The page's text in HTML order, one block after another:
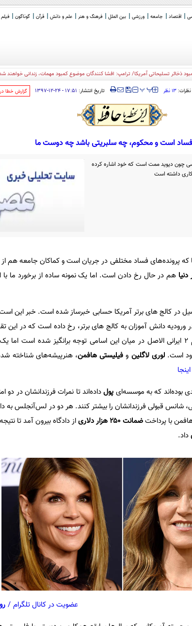
اقتصاد جامعه ورزشی بین الملل فرهنگ و هنر علم و دانش قرآن گوناگون فیلم
ذخائر تسلیحاتی آمریکا/ ترامپ: افشا کنندگان موضوع کمبود مهمات، زندانی خواهند
نظرات:۱۳ نظر ‍‍‍ پپ تاریخ انتشار: ۱۷:۵۱ - ۲۴-۱۲-۱۳۹۷ ‌گزارش خطا
است و محکوم، چه سلبریتی باشد چه دوست ما
چون دیوید ممت است که خود اشاره کرده
که پرونده‌های فساد‌ مختلفی در جریان است و کماکان جامعه هم
هم در حال رخ دادن است. اما یک نمونه ساده از برخورد ما با
در کالج های برتر آمریکا حسابی خبرساز شده است. خبر این
ورودیه دانش آموزان به کالج های برتر، رخ داده است که در این
در سراسر آمریکا شرکت داشته‌اند و نام 2 ایرانی الاصل در میان این اسامی توجه برانگیز
لوری لاگلین و فیلیستی هافمن، هنرپیشه‌های شناخته
اینجا
بوده‌اند که به موسسه‌ای پول
شانس قبولی فرزندانشان را بیشتر کنند. هر دو در لس‌آنجلس به
با پرداختضمانت ۲۵۰ هزار دلاری
از دادگاه بیرون آمد تا
داد.
عضویت در کانال تلگرام /